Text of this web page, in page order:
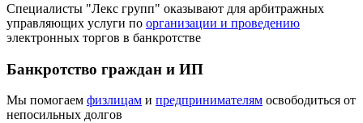
Специалисты "Лекс групп" оказывают для арбитражных
управляющих услуги по организации и проведению
электронных торгов в банкротстве
Банкротство граждан и ИП
Мы помогаем физлицам и предпринимателям освободиться от
непосильных долгов